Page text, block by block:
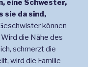
eine Schwester,
sie da sind,
können
die Nähe des
schmerzt die
wird die Familie